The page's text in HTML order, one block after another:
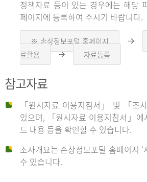
청
자
신
청
자
는
1.
자
정책자료 등이 있는 경우에는 해당
페이지에 등록하여 주시기 바랍니다.
※ 손상정보포털 홈페이지
료활용
른
자료등록
참고자료
「원시자료 이용지침서」 및 「조
있으며, 「원시자료 이용지침서」
드 내용 등을 확인할 수 있습니다.
조사개요는 손상정보포털 홈페이지 ‘
수 있습니다.